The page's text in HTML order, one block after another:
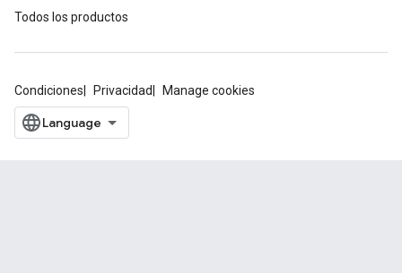
Todos los productos
Condiciones Privacidad Manage cookies